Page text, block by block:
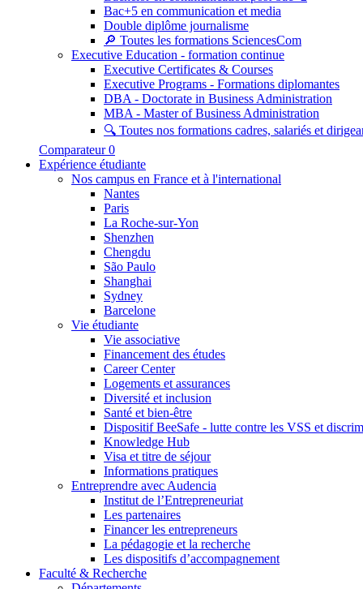
Bac+5 en communication et media
Double diplôme journalisme
🔎 Toutes les formations SciencesCom
Executive Education - formation continue
Executive Certificates & Courses
Executive Programs - Formations diplomantes
DBA - Doctorate in Business Administration
MBA - Master of Business Administration
🔍 Toutes nos formations cadres, salariés et
Comparateur 0
Expérience étudiante
Nos campus en France et à l'international
Nantes
Paris
La Roche-sur-Yon
Shenzhen
Chengdu
São Paulo
Shanghai
Sydney
Barcelone
Vie étudiante
Vie associative
Financement des études
Career Center
Logements et assurances
Diversité et inclusion
Santé et bien-être
Dispositif BeeSafe - lutte contre les VSS et
Knowledge Hub
Visa et titre de séjour
Informations pratiques
Entreprendre avec Audencia
Institut de l’Entrepreneuriat
Les partenaires
Financer les entrepreneurs
La pédagogie et la recherche
Les dispositifs d’accompagnement
Faculté & Recherche